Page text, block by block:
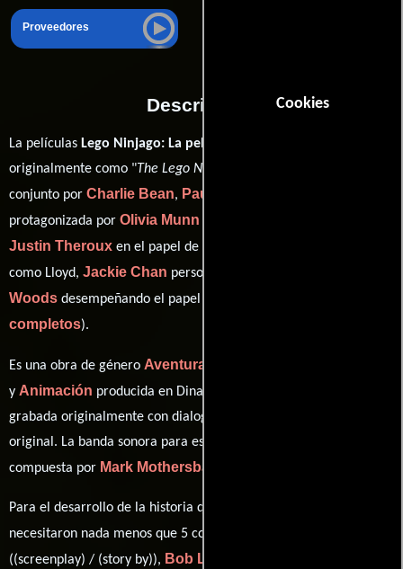
Cookies
Proveedores
Descripción
La películas Lego Ninjago: La película
originalmente como "The Lego Ninjago Movie
conjunto por Charlie Bean, Paul Fisher
protagonizada por Olivia Munn
Justin Theroux en el papel de Garmadon,
como Lloyd, Jackie Chan personificando a Sensei Wu y
Woods desempeñando el papel de Zane (
completos).
Es una obra de género Aventura
y Animación producida en Dinamarca y EE.UU.. Esta obra fue
grabada originalmente con dialogos en
original. La banda sonora para esta producción ha sido
compuesta por Mark Mothersbaugh
Para el desarrollo de la historia que cuenta esta obra, se
necesitaron nada menos que 5 colaboraciones.
((screenplay) / (story by)), Bob Logan